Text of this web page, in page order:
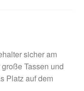
sicher am
Tassen und
Platz auf dem